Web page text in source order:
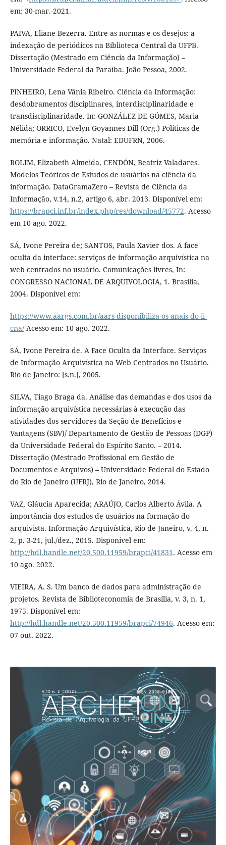
em: 30-mar.-2021.
PAIVA, Eliane Bezerra. Entre as normas e os desejos: a
indexação de periódicos na Biblioteca Central da UFPB.
Dissertação (Mestrado em Ciência da Informação) –
Universidade Federal da Paraíba. João Pessoa, 2002.
PINHEIRO, Lena Vânia Ribeiro. Ciência da Informação:
desdobramentos disciplinares, interdisciplinaridade e
transdisciplinaridade. In: GONZÁLEZ DE GÓMES, Maria
Nélida; ORRICO, Evelyn Goyannes Dill (Org.) Políticas de
memória e informação. Natal: EDUFRN, 2006.
ROLIM, Elizabeth Almeida, CENDÓN, Beatriz Valadares.
Modelos Teóricos de Estudos de usuários na ciência da
informação. DataGramaZero – Revista de Ciência da
Informação, v.14, n.2, artigo 6, abr. 2013. Disponível em:
https://brapci.inf.br/index.php/res/download/45772. Acesso
em 10 ago. 2022.
SÁ, Ivone Pereira de; SANTOS, Paula Xavier dos. A face
oculta da interface: serviços de informação arquivística na
web centrados no usuário. Comunicações livres, In:
CONGRESSO NACIONAL DE ARQUIVOLOGIA, 1. Brasília,
2004. Disponível em:
https://www.aargs.com.br/aars-disponibiliza-os-anais-do-ii-
cna/Acesso em: 10 ago. 2022.
SÁ, Ivone Pereira de. A Face Oculta da Interface. Serviços
de Informação Arquivística na Web Centrados no Usuário.
Rio de Janeiro: [s.n.], 2005.
SILVA, Tiago Braga da. Análise das demandas e dos usos da
informação arquivística necessárias à execução das
atividades dos servidores da Seção de Benefícios e
Vantagens (SBV)/ Departamento de Gestão de Pessoas (DGP)
da Universidade Federal do Espírito Santo. – 2014.
Dissertação (Mestrado Profissional em Gestão de
Documentos e Arquivos) – Universidade Federal do Estado
do Rio de Janeiro (UFRJ), Rio de Janeiro, 2014.
VAZ, Gláucia Aparecida; ARAÚJO, Carlos Alberto Ávila. A
importância dos estudos de usuários na formação do
arquivista. Informação Arquivística, Rio de Janeiro, v. 4, n.
2, p. 3-21, jul./dez., 2015. Disponível em:
http://hdl.handle.net/20.500.11959/brapci/41831. Acesso em
10 ago. 2022.
VIEIRA, A. S. Um banco de dados para administração de
projetos. Revista de Biblioteconomia de Brasília, v. 3, n. 1,
1975. Disponível em:
http://hdl.handle.net/20.500.11959/brapci/74946. Acesso em:
07 out. 2022.